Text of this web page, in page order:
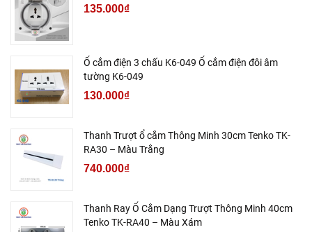
135.000₫
Ổ cắm điện 3 chấu K6-049 Ổ cắm điện đôi âm
tường K6-049
130.000₫
Thanh Trượt ổ cắm Thông Minh 30cm Tenko TK-
RA30 – Màu Trắng
740.000₫
Thanh Ray Ổ Cắm Dạng Trượt Thông Minh 40cm
Tenko TK-RA40 – Màu Xám